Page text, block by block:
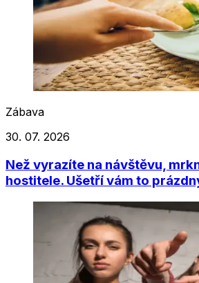
Zábava
30. 07. 2026
Než vyrazíte na návštěvu,
hostitele. Ušetří vám to